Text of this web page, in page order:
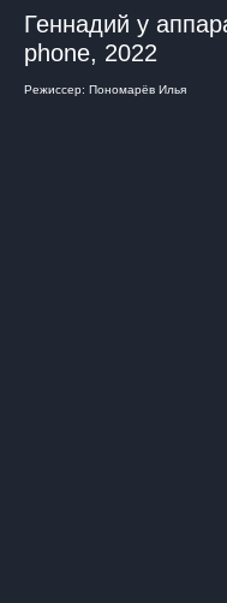
Геннадий у
phone, 2022
Режиссер: Пономарёв Илья